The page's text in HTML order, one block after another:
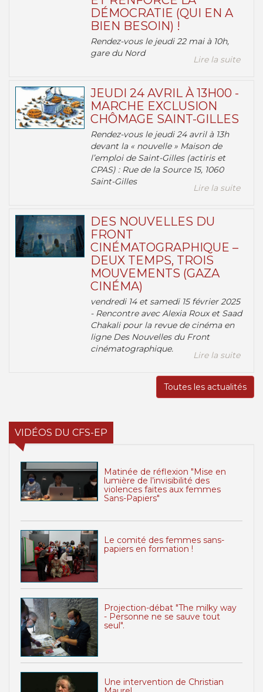
DÉMOCRATIE (QUI EN A
BIEN BESOIN) !
Rendez-vous le jeudi 22 mai à 10h,
gare du Nord
Lire la suite
JEUDI 24 AVRIL À 13H00 -
MARCHE EXCLUSION
CHÔMAGE SAINT-GILLES
Rendez-vous le jeudi 24 avril à 13h
devant la « nouvelle » Maison de
l’emploi de Saint-Gilles (actiris et
CPAS) : Rue de la Source 15, 1060
Saint-Gilles
Lire la suite
DES NOUVELLES DU
FRONT
CINÉMATOGRAPHIQUE –
DEUX TEMPS, TROIS
MOUVEMENTS (GAZA
CINÉMA)
vendredi 14 et samedi 15 février 2025
- Rencontre avec Alexia Roux et Saad
Chakali pour la revue de cinéma en
ligne Des Nouvelles du Front
cinématographique.
Lire la suite
Toutes les actualités
VIDÉOS DU CFS-EP
Matinée de réflexion "Mise en
lumière de l’invisibilité des
violences faites aux femmes
Sans-Papiers"
Le comité des femmes sans-
papiers en formation !
Projection-débat "The milky way
- Personne ne se sauve tout
seul".
Une intervention de Christian